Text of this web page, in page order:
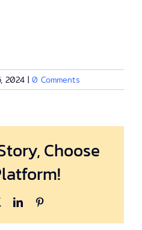
2024 | 0 Comments
Choose
LinkedIn